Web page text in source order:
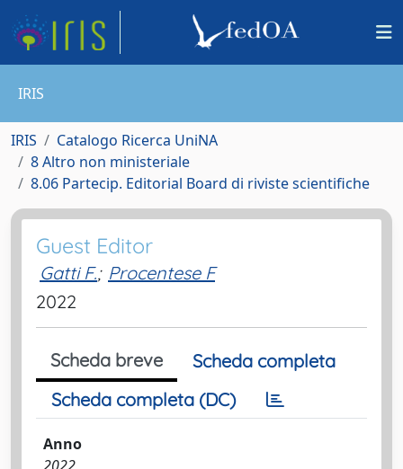
IRIS
IRIS
Catalogo Ricerca UniNA
8 Altro non ministeriale
8.06 Partecip. Editorial Board di riviste scientifiche
Guest Editor
Gatti F.; Procentese F
2022
Scheda breve
Scheda completa
Scheda completa (DC)
Anno